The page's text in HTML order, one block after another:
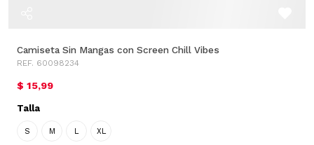
Camiseta Sin Mangas con Screen Chill Vibes
REF. 60098234
$ 15,99
Talla
S M L XL